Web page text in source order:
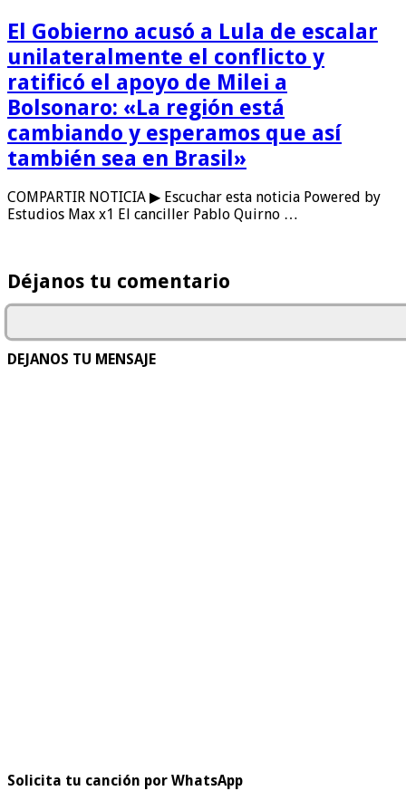
El Gobierno acusó a Lula de escalar
unilateralmente el conflicto y
ratificó el apoyo de Milei a
Bolsonaro: «La región está
cambiando y esperamos que así
también sea en Brasil»
COMPARTIR NOTICIA ▶ Escuchar esta noticia Powered by
Estudios Max x1 El canciller Pablo Quirno …
Déjanos tu comentario
DEJANOS TU MENSAJE
Solicita tu canción por WhatsApp